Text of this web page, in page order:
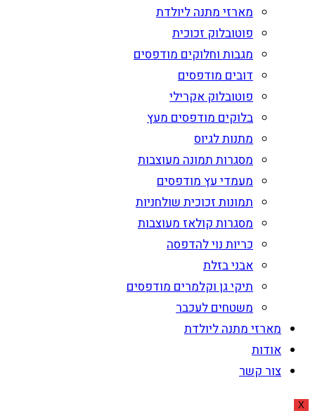
מארזי מתנה ליולדת
פוטובלוק זכוכית
מגבות וחלוקים מודפסים
דובים מודפסים
פוטובלוק אקרילי
בלוקים מודפסים מעץ
מתנות לגיוס
מסגרות תמונה מעוצבות
מעמדי עץ מודפסים
תמונות זכוכית שולחניות
מסגרות קולאז מעוצבות
כריות נוי להדפסה
אבני בזלת
תיקי גן וקלמרים מודפסים
משטחים לעכבר
מארזי מתנה ליולדת
אודות
צור קשר
X